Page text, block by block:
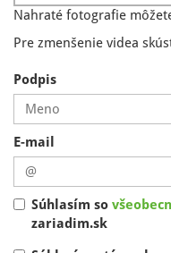
Nahraté fotografie
Pre zmenšenie videa
Podpis
E-mail
Súhlasím so
zariadim.sk